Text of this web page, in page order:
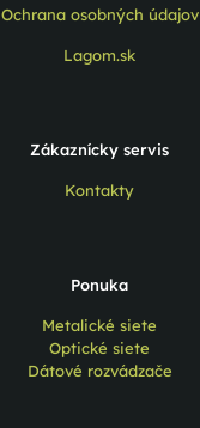
Ochrana osobných údajov
Lagom.sk
Zákaznícky servis
Kontakty
Ponuka
Metalické siete
Optické siete
Dátové rozvádzače